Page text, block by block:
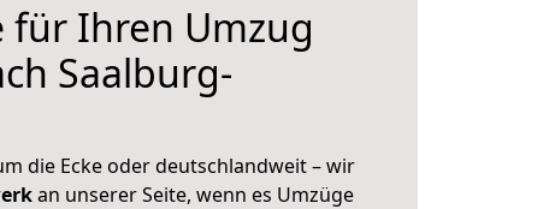
für Ihren Umzug
Saalburg-
die Ecke oder deutschlandweit – wir
an unserer Seite, wenn es Umzüge